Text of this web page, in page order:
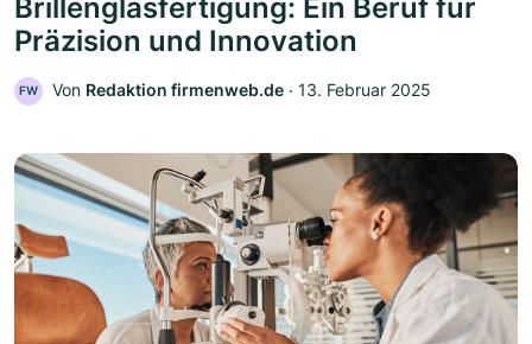
Brillenglasfertigung: Ein Beruf für
Präzision und Innovation
FW Von Redaktion firmenweb.de ‧ 13. Februar 2025